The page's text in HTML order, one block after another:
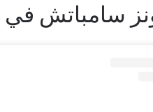
سامباتش في